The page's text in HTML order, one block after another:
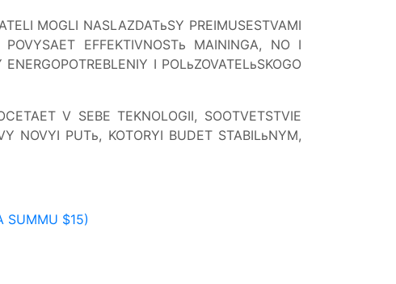
MOGLI NASLAZDATьSY PREIMUSESTVAMI
EFFEKTIVNOSTь MAININGA, NO I
I POLьZOVATELьSKOGO
V SEBE TEKNOLOGII, SOOTVETSTVIE
NOVYI PUTь, KOTORYI BUDET STABILьNYM,
SUMMU $15)